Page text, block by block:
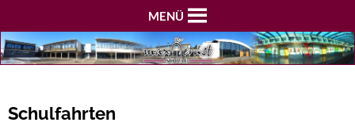
MENÜ
Schulfahrten